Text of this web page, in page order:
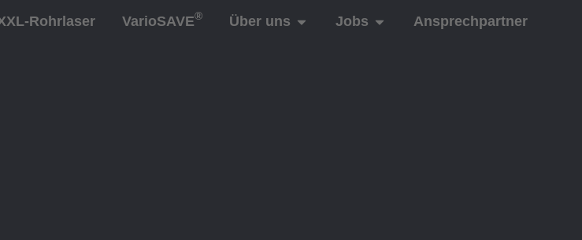
Rohrlaser VarioSAVE® Über uns Jobs Ansprechpartner